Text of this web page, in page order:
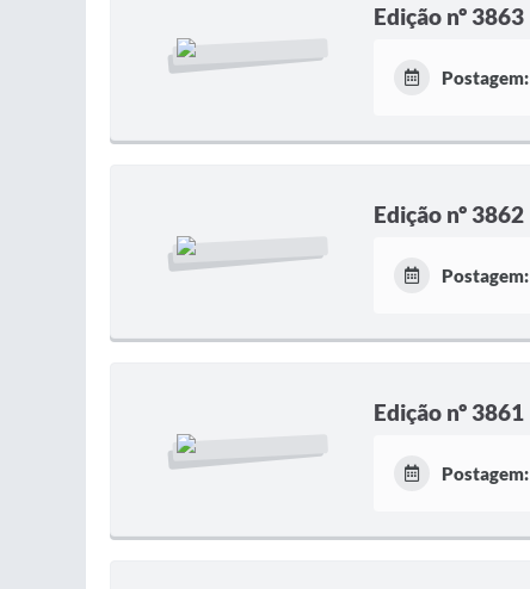
Edição nº 3863
Postagem:
Edição nº 3862
Postagem:
Edição nº 3861
Postagem: